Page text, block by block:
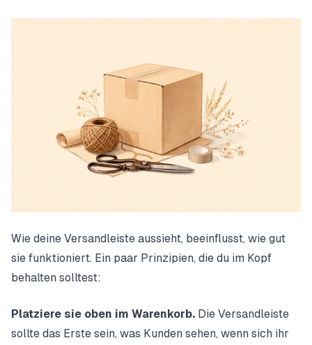
Wie deine Versandleiste aussieht, beeinflusst, wie gut
sie funktioniert. Ein paar Prinzipien, die du im Kopf
behalten solltest:
Platziere sie oben im Warenkorb. Die Versandleiste
sollte das Erste sein, was Kunden sehen, wenn sich ihr